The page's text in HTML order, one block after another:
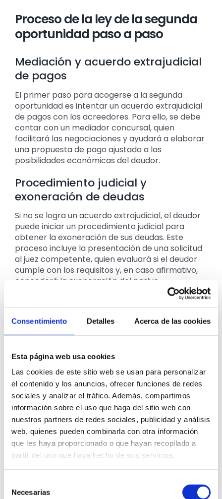
Consentimiento Detalles Acerca de las cookies
Esta página web usa cookies
Las cookies de este sitio web se usan para personalizar
el contenido y los anuncios, ofrecer funciones de redes
sociales y analizar el tráfico. Además, compartimos
información sobre el uso que haga del sitio web con
nuestros partners de redes sociales, publicidad y análisis
web, quienes pueden combinarla con otra información
que les haya proporcionado o que hayan recopilado a
partir del uso que haya hecho de sus servicios.
Necesarias
Proceso de la ley de la segunda
oportunidad paso a paso
Mediación y acuerdo extrajudicial
de pagos
El primer paso para acogerse a la segunda
oportunidad es intentar un acuerdo extrajudicial
de pagos con los acreedores. Para ello, se debe
contar con un mediador concursal, quien
facilitará las negociaciones y ayudará a elaborar
una propuesta de pago ajustada a las
posibilidades económicas del deudor.
Procedimiento judicial y
exoneración de deudas
Si no se logra un acuerdo extrajudicial, el deudor
puede iniciar un procedimiento judicial para
obtener la exoneración de sus deudas. Este
proceso incluye la presentación de una solicitud
al juez competente, quien evaluará si el deudor
cumple con los requisitos y, en caso afirmativo,
concederá la exoneración del pasivo
Beneficios y limitaciones de la ley
de la segunda oportunidad
Ventajas de acogerse a la ley
Acogerse a esta ley ofrece varios beneficios
para los deudores, como la reducción o
exoneración de las deudas y la posibilidad de un
nuevo comienzo financiero. Además, esta
herramienta legal puede brindar un alivio
emocional y facilitar la reintegración social y
económica del deudor.
Críticas y desafíos de la ley
A pesar de sus beneficios, también enfrenta
críticas y limitaciones. Algunas de estas incluyen